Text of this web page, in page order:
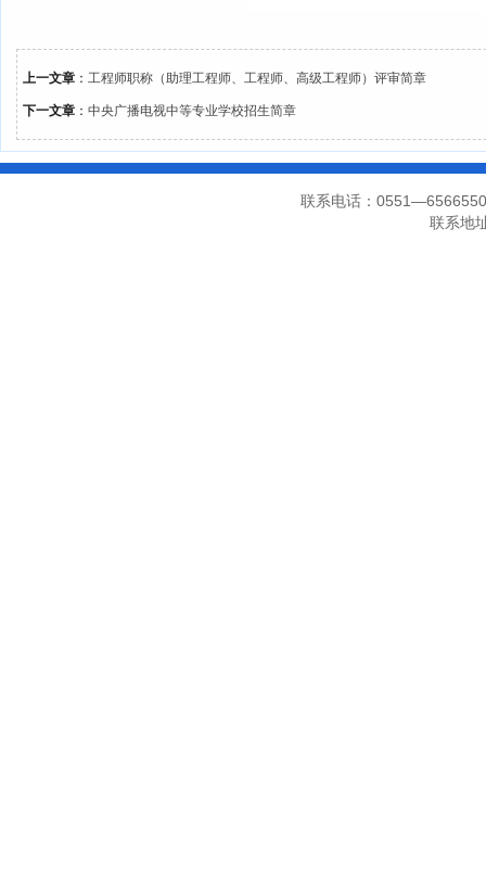
上一文章 ： 工程师职称（助理工程师、工程师、高级工程师）评审简章
下一文章 ： 中央广播电视中等专业学校招生简章
联系电话：
联系地